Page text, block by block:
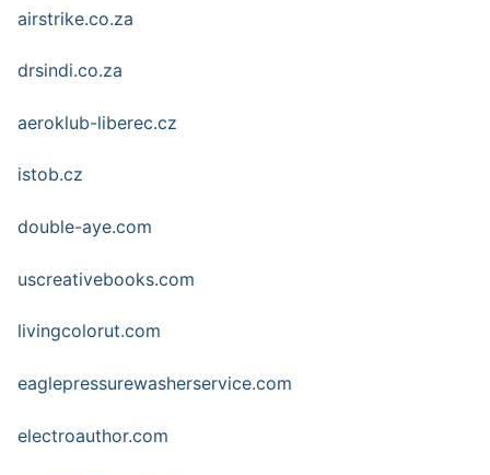
airstrike.co.za
drsindi.co.za
aeroklub-liberec.cz
istob.cz
double-aye.com
uscreativebooks.com
livingcolorut.com
eaglepressurewasherservice.com
electroauthor.com